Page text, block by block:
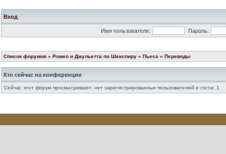
Вход
Имя пользователя: Пароль:
Список форумов » Ромео и Джульетта по Шекспиру » Пьеса » Переводы
Кто сейчас на конференции
Сейчас этот форум просматривают: нет зарегистрированных пользователей и гости: 1